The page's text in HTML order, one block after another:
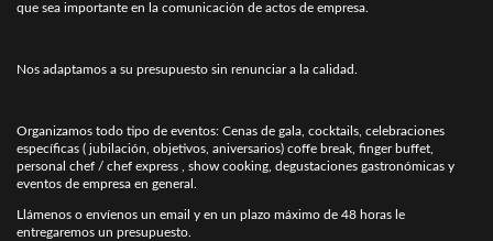
que sea importante en la comunicación de actos de empresa.
Nos adaptamos a su presupuesto sin renunciar a la calidad.
Organizamos todo tipo de eventos: Cenas de gala, cocktails, celebraciones
específicas ( jubilación, objetivos, aniversarios) coffe break, finger buffet,
personal chef / chef express , show cooking, degustaciones gastronómicas y
eventos de empresa en general.
Llámenos o envíenos un email y en un plazo máximo de 48 horas le
entregaremos un presupuesto.